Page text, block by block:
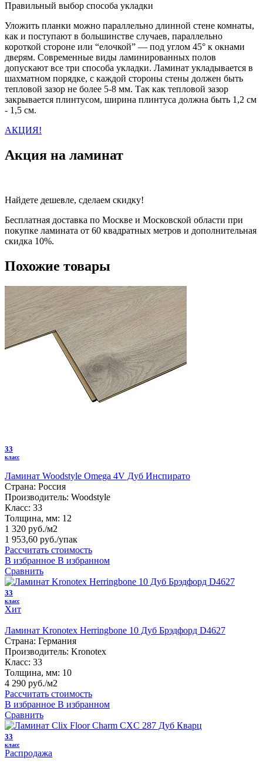
Правильный выбор способа укладки
Уложить планки можно параллельно длинной стене комнаты,
как и поступают в большинстве случаев, параллельно
короткой стороне или “елочкой” — под углом 45° к окнами
дверям. Современные виды ламинированных полов
допускают все три способа укладки. Ламинат укладывается в
шахматном порядке, с каждой стороны стены должен быть
тепловой зазор не более 5-8 мм. Так как тепловой зазор
закрывается плинтусом, ширина плинтуса должна быть 1,2 см
- 1,5 см.
АКЦИЯ!
Акция на ламинат
Найдете дешевле, сделаем скидку!
Бесплатная доставка по Москве и Московской области при
покупке ламината от 60 квадратных метров и дополнительная
скидка 10%.
Похожие товары
33
класс
Ламинат Woodstyle Omega 4V Дуб Инспирато
Страна: Россия
Производитель: Woodstyle
Класс: 33
Толщина, мм: 12
1 320 руб./м2
1 953,60 руб./упак
Рассчитать стоимость
В избранное В избранном
Сравнить
33
класс
Хит
Ламинат Kronotex Herringbone 10 Дуб Брэдфорд D4627
Страна: Германия
Производитель: Kronotex
Класс: 33
Толщина, мм: 10
4 290 руб./м2
Рассчитать стоимость
В избранное В избранном
Сравнить
33
класс
Распродажа